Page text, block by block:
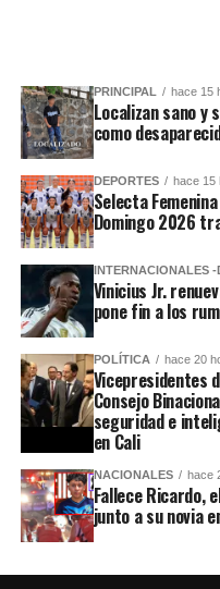
PRINCIPAL hace 15
Localizan sano y
como
DEPORTES hace 15
Selecta
Domingo 2026
INTERNACIONALES -
Vinicius Jr.
pone fin a los
POLÍTICA hace 20
Vicepresidentes
Consejo
seguridad e
en Cali
NACIONALES hace
Fallece Ricardo,
junto a su novia